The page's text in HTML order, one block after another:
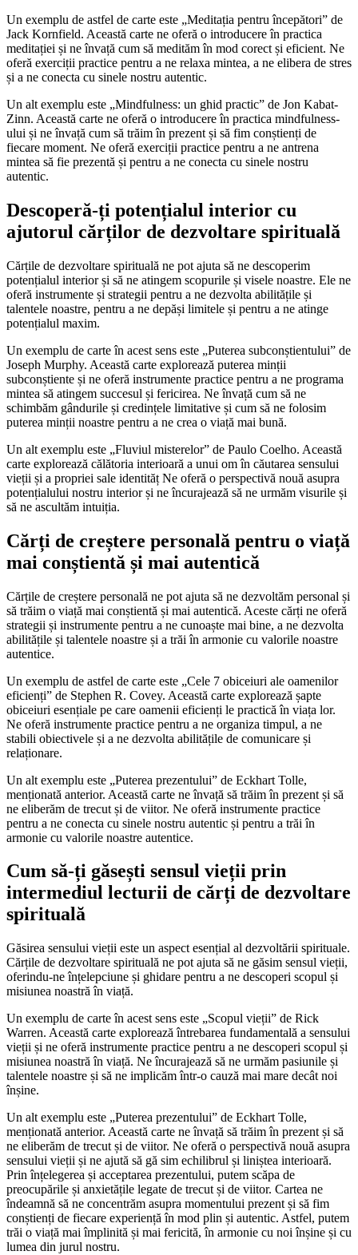
Un exemplu de astfel de carte este „Meditația pentru începători” de
Jack Kornfield. Această carte ne oferă o introducere în practica
meditației și ne învață cum să medităm în mod corect și eficient. Ne
oferă exerciții practice pentru a ne relaxa mintea, a ne elibera de stres
și a ne conecta cu sinele nostru autentic.
Un alt exemplu este „Mindfulness: un ghid practic” de Jon Kabat-
Zinn. Această carte ne oferă o introducere în practica mindfulness-
ului și ne învață cum să trăim în prezent și să fim conștienți de
fiecare moment. Ne oferă exerciții practice pentru a ne antrena
mintea să fie prezentă și pentru a ne conecta cu sinele nostru
autentic.
Descoperă-ți potențialul interior cu
ajutorul cărților de dezvoltare spirituală
Cărțile de dezvoltare spirituală ne pot ajuta să ne descoperim
potențialul interior și să ne atingem scopurile și visele noastre. Ele ne
oferă instrumente și strategii pentru a ne dezvolta abilitățile și
talentele noastre, pentru a ne depăși limitele și pentru a ne atinge
potențialul maxim.
Un exemplu de carte în acest sens este „Puterea subconștientului” de
Joseph Murphy. Această carte explorează puterea minții
subconștiente și ne oferă instrumente practice pentru a ne programa
mintea să atingem succesul și fericirea. Ne învață cum să ne
schimbăm gândurile și credințele limitative și cum să ne folosim
puterea minții noastre pentru a ne crea o viață mai bună.
Un alt exemplu este „Fluviul misterelor” de Paulo Coelho. Această
carte explorează călătoria interioară a unui om în căutarea sensului
vieții și a propriei sale identităț Ne oferă o perspectivă nouă asupra
potențialului nostru interior și ne încurajează să ne urmăm visurile și
să ne ascultăm intuiția.
Cărți de creștere personală pentru o viață
mai conștientă și mai autentică
Cărțile de creștere personală ne pot ajuta să ne dezvoltăm personal și
să trăim o viață mai conștientă și mai autentică. Aceste cărți ne oferă
strategii și instrumente pentru a ne cunoaște mai bine, a ne dezvolta
abilitățile și talentele noastre și a trăi în armonie cu valorile noastre
autentice.
Un exemplu de astfel de carte este „Cele 7 obiceiuri ale oamenilor
eficienți” de Stephen R. Covey. Această carte explorează șapte
obiceiuri esențiale pe care oamenii eficienți le practică în viața lor.
Ne oferă instrumente practice pentru a ne organiza timpul, a ne
stabili obiectivele și a ne dezvolta abilitățile de comunicare și
relaționare.
Un alt exemplu este „Puterea prezentului” de Eckhart Tolle,
menționată anterior. Această carte ne învață să trăim în prezent și să
ne eliberăm de trecut și de viitor. Ne oferă instrumente practice
pentru a ne conecta cu sinele nostru autentic și pentru a trăi în
armonie cu valorile noastre autentice.
Cum să-ți găsești sensul vieții prin
intermediul lecturii de cărți de dezvoltare
spirituală
Găsirea sensului vieții este un aspect esențial al dezvoltării spirituale.
Cărțile de dezvoltare spirituală ne pot ajuta să ne găsim sensul vieții,
oferindu-ne înțelepciune și ghidare pentru a ne descoperi scopul și
misiunea noastră în viață.
Un exemplu de carte în acest sens este „Scopul vieții” de Rick
Warren. Această carte explorează întrebarea fundamentală a sensului
vieții și ne oferă instrumente practice pentru a ne descoperi scopul și
misiunea noastră în viață. Ne încurajează să ne urmăm pasiunile și
talentele noastre și să ne implicăm într-o cauză mai mare decât noi
înșine.
Un alt exemplu este „Puterea prezentului” de Eckhart Tolle,
menționată anterior. Această carte ne învață să trăim în prezent și să
ne eliberăm de trecut și de viitor. Ne oferă o perspectivă nouă asupra
sensului vieții și ne ajută să gă sim echilibrul și liniștea interioară.
Prin înțelegerea și acceptarea prezentului, putem scăpa de
preocupările și anxietățile legate de trecut și de viitor. Cartea ne
îndeamnă să ne concentrăm asupra momentului prezent și să fim
conștienți de fiecare experiență în mod plin și autentic. Astfel, putem
trăi o viață mai împlinită și mai fericită, în armonie cu noi înșine și cu
lumea din jurul nostru.